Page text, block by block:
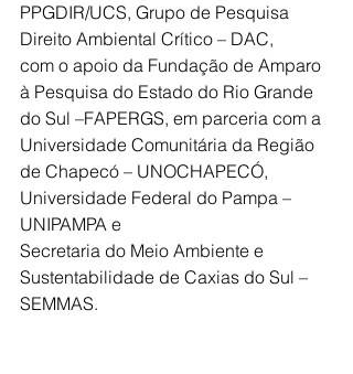
PPGDIR/UCS, Grupo de Pesquisa
Direito Ambiental Crítico – DAC,
com o apoio da Fundação de Amparo
à Pesquisa do Estado do Rio Grande
do Sul –FAPERGS, em parceria com a
Universidade Comunitária da Região
de Chapecó – UNOCHAPECÓ,
Universidade Federal do Pampa –
UNIPAMPA e
Secretaria do Meio Ambiente e
Sustentabilidade de Caxias do Sul –
SEMMAS.